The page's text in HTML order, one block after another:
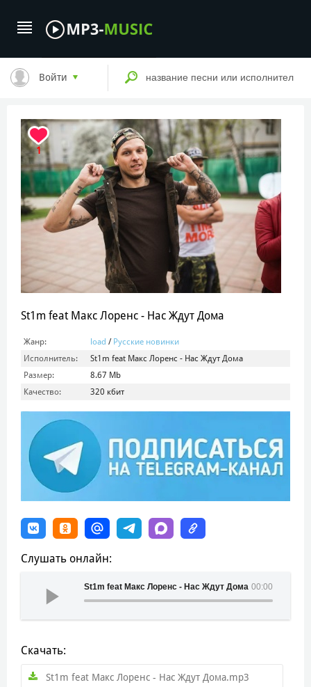
Войти
1
St1m feat Макс Лоренс - Нас Ждут Дома
Жанр: load / Русские новинки
Исполнитель:
St1m feat Макс Лоренс - Нас Ждут Дома
Размер:
8.67 Mb
Качество:
320 кбит
Слушать онлайн:
00:00
St1m feat Макс Лоренс - Нас Ждут Дома
Скачать:
St1m feat Макс Лоренс - Нас Ждут Дома.mp3